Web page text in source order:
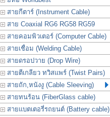
สายกีตาร์ (Instrument Cable)
สาย Coaxial RG6 RG58 RG59
สายคอมพิวเตอร์ (Computer Cable)
สายเชื่อม (Welding Cable)
สายดรอปวาย (Drop Wire)
สายตีเกลียว ทวิสแพร์ (Twist Pairs)
สายถัก,หนังงู (Cable Sleeving)
สายทนร้อน (FiberGlass cable)
สายแบตเตอรี่รถยนต์ (Battery cable)